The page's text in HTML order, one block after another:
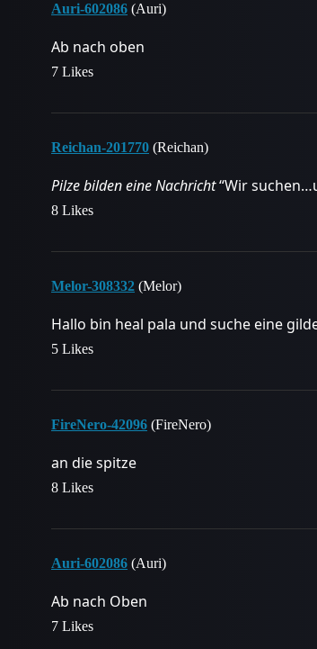
Auri-602086 (Auri)
Ab nach oben
7 Likes
Reichan-201770 (Reichan)
Pilze bilden eine Nachricht“Wir
8 Likes
Melor-308332 (Melor)
Hallo bin heal pala und suche eine
5 Likes
FireNero-42096 (FireNero)
an die spitze
8 Likes
Auri-602086 (Auri)
Ab nach Oben
7 Likes